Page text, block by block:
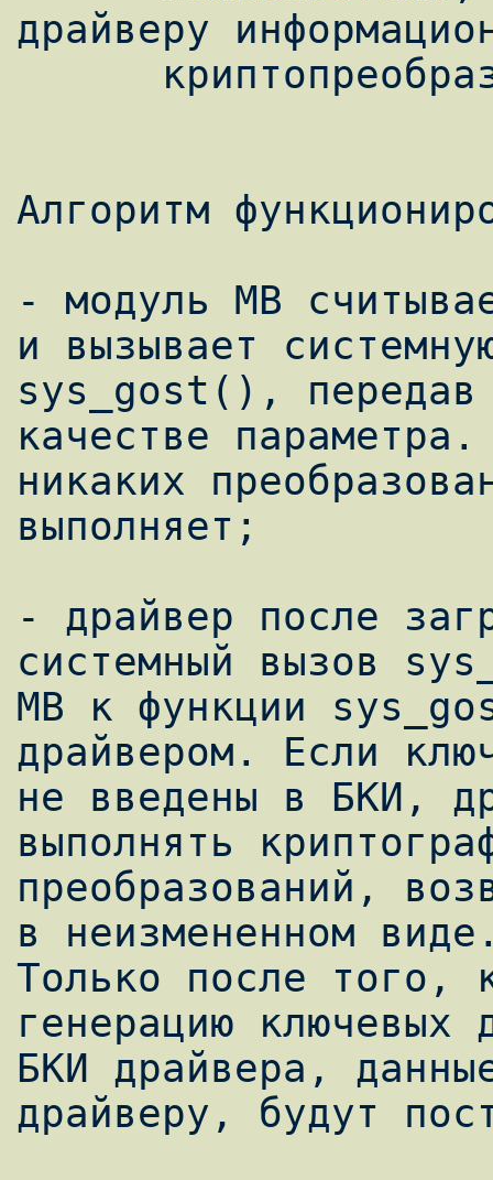
драйверу
Алгоритм
- модуль МВ
и вызывает
sys_gost(), передав
качестве
никаких
выполняет;
- драйвер после
системный вызов
МВ к функции
драйвером. Если
не введены в БКИ,
выполнять
преобразований,
в неизмененном
Только после того,
генерацию
БКИ драйвера,
драйверу, будут